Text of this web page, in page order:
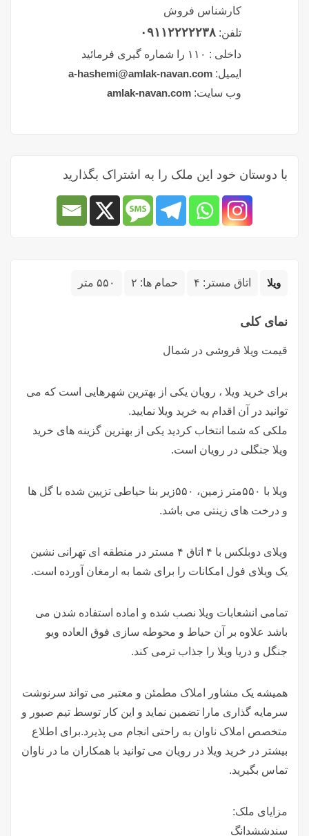
ویلا اتاق مستر: ۴ حمام ها: ۲ ۵۵۰ متر
نمای کلی
قیمت ویلا فروشی در شمال
برای خرید ویلا ، رویان یکی از بهترین شهرهایی است که می
توانید در آن اقدام به خرید ویلا نمایید.
ملکی که شما انتخاب کردید یکی از بهترین گزینه های خرید
ویلا جنگلی در رویان است.
ویلا با ۵۵۰متر زمین، ۵۵۰زیر بنا حیاطی تزیین شده با گل ها
و درخت های زینتی می باشد.
ویلای دوبلکس با ۴ اتاق ۴ مستر در منطقه ای تهرانی نشین
یک ویلای فول امکانات را برای شما به ارمغان آورده است.
تمامی انشعابات ویلا نصب شده و اماده استفاده شدن می
باشد علاوه بر آن حیاط و محوطه سازی فوق العاده ویو
جنگل و دریا ویلا را جذاب ترمی کند.
همیشه یک مشاور املاک مطمئن و معتبر می تواند سرنوشت
سرمایه گذاری مارا تضمین نماید و این کار توسط تیم صبور و
متخصص املاک ناوان به راحتی انجام می پذیرد.برای اطلاع
بیشتر در خرید ویلا در رویان می توانید با همکاران ما در ناوان
تماس بگیرید.
مزایای ملک:
سندششدانگ
کارشناس فروش
تلفن: ۰۹۱۱۲۲۲۲۲۳۸
داخلی : ۱۱۰ را شماره گیری فرمائید
ایمیل: a-hashemi@amlak-navan.com
وب سایت: amlak-navan.com
با دوستان خود این ملک را به اشتراک بگذارید